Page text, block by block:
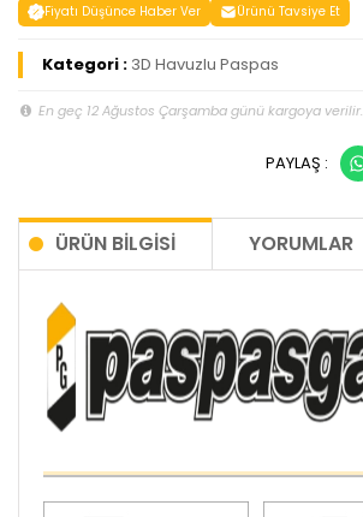
Fiyatı Düşünce Haber Ver Ürünü Tavsiye Et
Kategori : 3D Havuzlu Paspas
En geç 12 Ağustos Çarşamba günü kargoya verilir.
PAYLAŞ :
ÜRÜN BILGISI YORUMLAR